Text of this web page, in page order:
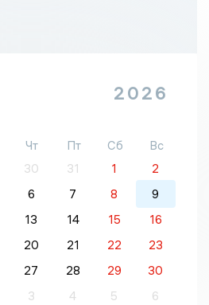
2026
Чт Пт Сб
Вс
30 31 1
2
6 7 8
9
13 14 15
16
20 21 22
23
27 28 29
30
3 4 5 6